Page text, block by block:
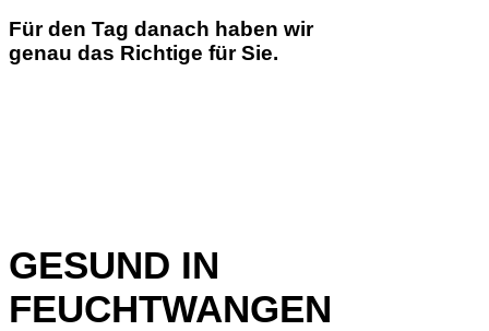
Für den Tag danach haben wir
genau das Richtige für Sie.
GESUND IN
FEUCHTWANGEN